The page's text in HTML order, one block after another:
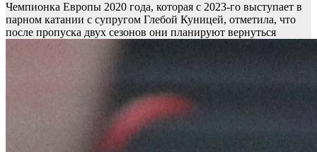
Чемпионка Европы 2020 года, которая с 2023-го выступает в
парном катании с супругом Глебой Куницей, отметила, что
после пропуска двух сезонов они планируют вернуться